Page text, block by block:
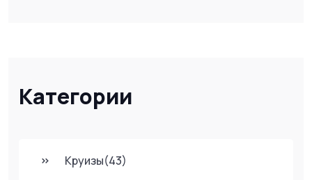
Категории
Круизы(43)